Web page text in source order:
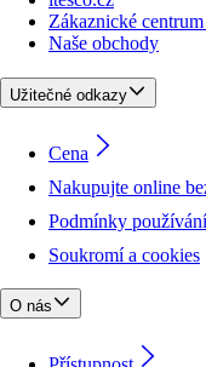
Zákaznické
Naše obchody
Užitečné odkazy
Cena
Nakupujte online
Podmínky používání
Soukromí a cookies
O nás